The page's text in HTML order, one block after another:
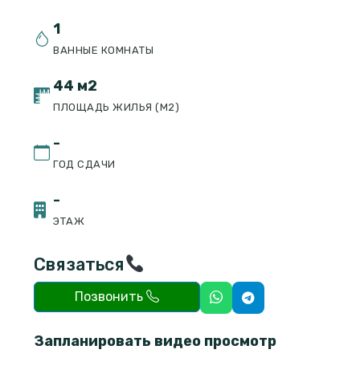
1
ВАННЫЕ КОМНАТЫ
44 м2
ПЛОЩАДЬ ЖИЛЬЯ (М2)
-
ГОД СДАЧИ
-
ЭТАЖ
Связаться
Позвонить
Запланировать видео просмотр